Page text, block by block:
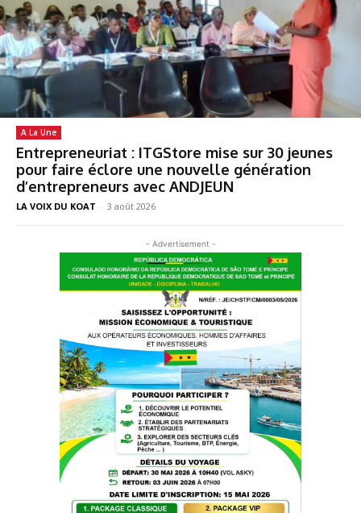
A La Une
Entrepreneuriat : ITGStore mise sur 30 jeunes
pour faire éclore une nouvelle génération
d’entrepreneurs avec ANDJEUN
LA VOIX DU KOAT - 3 août 2026
- Advertisement -